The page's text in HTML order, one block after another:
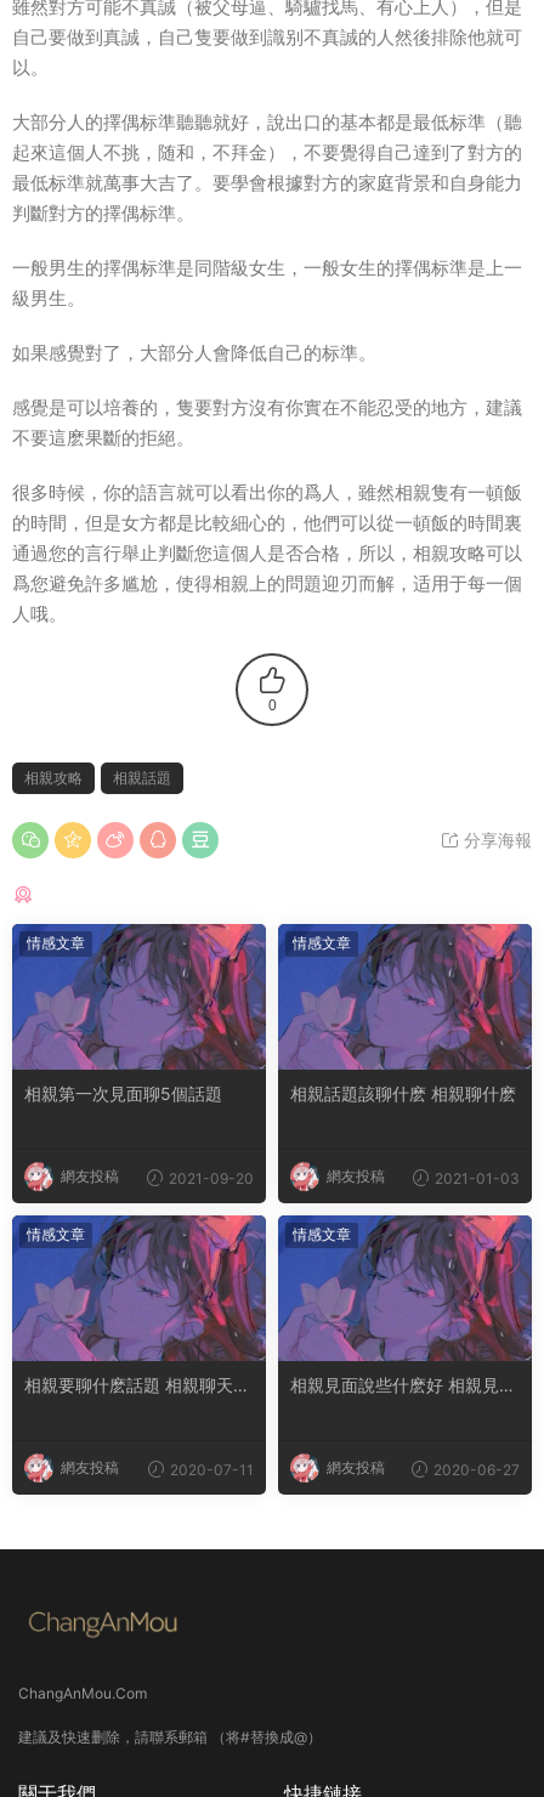
雖然對方可能不真誠（被父母逼、騎驢找馬、有心上人），但是
自己要做到真誠，自己隻要做到識别不真誠的人然後排除他就可
以。
大部分人的擇偶标準聽聽就好，說出口的基本都是最低标準（聽
起來這個人不挑，随和，不拜金），不要覺得自己達到了對方的
最低标準就萬事大吉了。要學會根據對方的家庭背景和自身能力
判斷對方的擇偶标準。
一般男生的擇偶标準是同階級女生，一般女生的擇偶标準是上一
級男生。
如果感覺對了，大部分人會降低自己的标準。
感覺是可以培養的，隻要對方沒有你實在不能忍受的地方，建議
不要這麽果斷的拒絕。
很多時候，你的語言就可以看出你的爲人，雖然相親隻有一頓飯
的時間，但是女方都是比較細心的，他們可以從一頓飯的時間裏
通過您的言行舉止判斷您這個人是否合格，所以，相親攻略可以
爲您避免許多尴尬，使得相親上的問題迎刃而解，适用于每一個
人哦。
0
相親攻略 相親話題
分享海報
情感文章
相親第一次見面聊5個話題
網友投稿 2021-09-20
情感文章
相親話題該聊什麽 相親聊什麽
網友投稿 2021-01-03
情感文章
相親要聊什麽話題 相親聊天話
網友投稿 2020-07-11
情感文章
相親見面說些什麽好 相親見面
網友投稿 2020-06-27
ChangAnMou.Com
建議及快速删除，請聯系郵箱 （将#替換成@）